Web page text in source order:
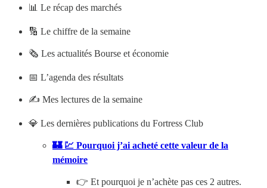
📊 Le récap des marchés
🔢 Le chiffre de la semaine
🗞️ Les actualités Bourse et économie
📅 L’agenda des résultats
✍️ Mes lectures de la semaine
💎 Les dernières publications du Fortress Club
🏰 💹 Pourquoi j’ai acheté cette valeur de la
mémoire
👉 Et pourquoi je n’achète pas ces 2 autres.